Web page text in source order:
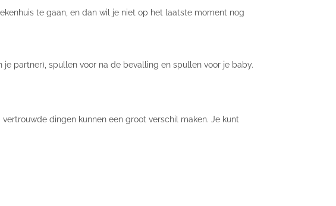
te gaan, en dan wil je niet op het laatste moment nog
partner), spullen voor na de bevalling en spullen voor je baby.
dingen kunnen een groot verschil maken. Je kunt